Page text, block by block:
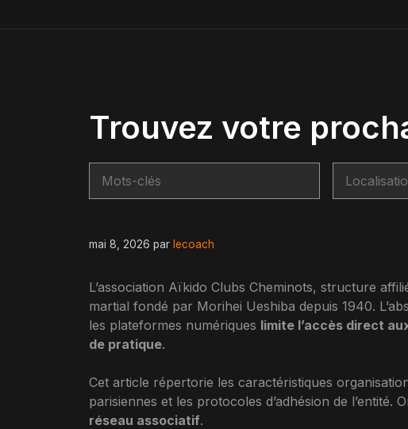
Trouvez votre
mai 8, 2026 par lecoach
L’association Aïkido Clubs Cheminots, structure
martial fondé par Morihei Ueshiba depuis 1940.
les plateformes numériques limite l’accès direct
de pratique.
Cet article répertorie les caractéristiques
parisiennes et les protocoles d’adhésion de l’entité.
réseau associatif.